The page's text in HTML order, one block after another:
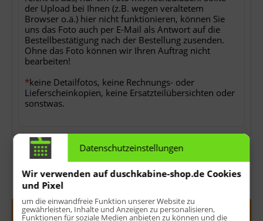
der Upload bei Ihnen (z.B. wegen veraltetem
Browser o.ä.) hier nicht funktionieren, können Sie
uns das Foto auch per E-Mail als Antwort auf die
Bestellbestätigung nach der Bestellung zusenden.
Ohne das Foto können wir Ihren Auftrag nicht
bearbeiten!
*keine Detailfotos, keine Rechnungs- oder
Lieferscheinkopien, keine Ersatzteilübersichten oder
sonstwas.
In denWarenkorb
Datenschutzeinstellungen
Wir verwenden auf duschkabine-shop.de Cookies
und Pixel
um die einwandfreie Funktion unserer Website zu
gewährleisten, Inhalte und Anzeigen zu personalisieren,
Funktionen für soziale Medien anbieten zu können und die